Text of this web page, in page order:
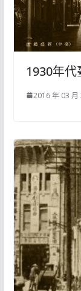
1930年
2016 年 03 月